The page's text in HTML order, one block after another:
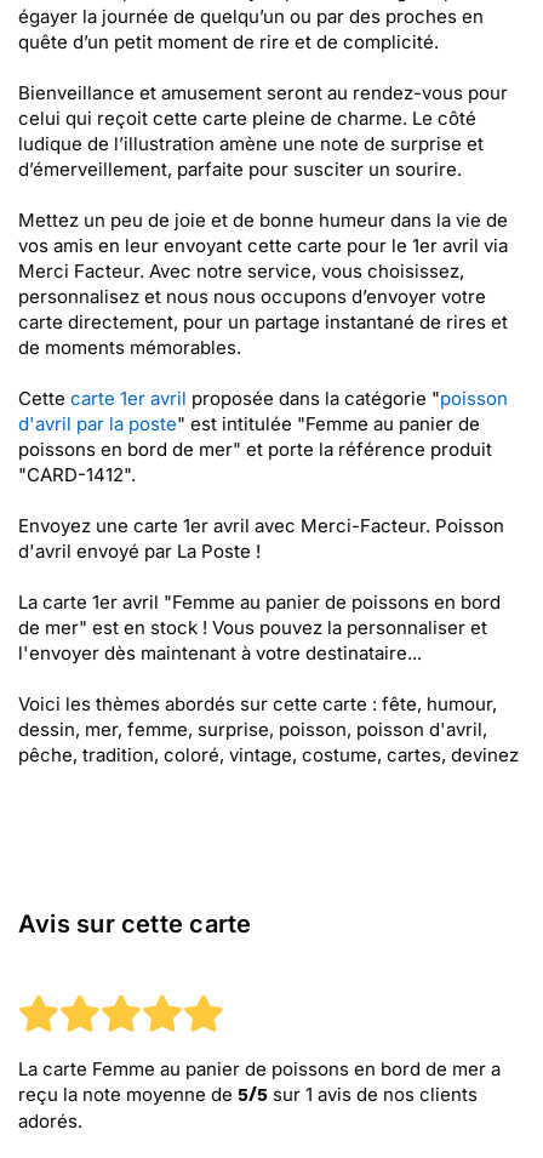
égayer la journée de quelqu’un ou par des proches en
quête d’un petit moment de rire et de complicité.
Bienveillance et amusement seront au rendez-vous pour
celui qui reçoit cette carte pleine de charme. Le côté
ludique de l’illustration amène une note de surprise et
d’émerveillement, parfaite pour susciter un sourire.
Mettez un peu de joie et de bonne humeur dans la vie de
vos amis en leur envoyant cette carte pour le 1er avril via
Merci Facteur. Avec notre service, vous choisissez,
personnalisez et nous nous occupons d’envoyer votre
carte directement, pour un partage instantané de rires et
de moments mémorables.
Cette carte 1er avril proposée dans la catégorie "poisson
d'avril par la poste" est intitulée "Femme au panier de
poissons en bord de mer" et porte la référence produit
"CARD-1412".
Envoyez une carte 1er avril avec Merci-Facteur. Poisson
d'avril envoyé par La Poste !
La carte 1er avril "Femme au panier de poissons en bord
de mer" est en stock ! Vous pouvez la personnaliser et
l'envoyer dès maintenant à votre destinataire...
Voici les thèmes abordés sur cette carte : fête, humour,
dessin, mer, femme, surprise, poisson, poisson d'avril,
pêche, tradition, coloré, vintage, costume, cartes, devinez
Avis sur cette carte
La carte Femme au panier de poissons en bord de mer a
reçu la note moyenne de 5/5 sur 1 avis de nos clients
adorés.